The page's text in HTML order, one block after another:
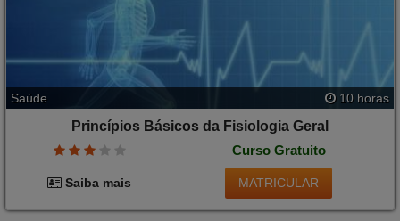
Saúde 10 horas
Princípios Básicos da Fisiologia Geral
Curso Gratuito
Saiba mais MATRICULAR